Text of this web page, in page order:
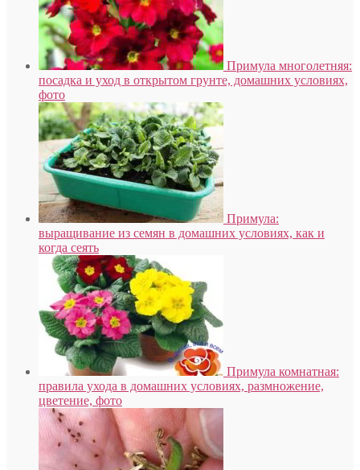
Примула многолетняя:
посадка и уход в открытом грунте, домашних условиях,
фото
Примула:
выращивание из семян в домашних условиях, как и
когда сеять
Примула комнатная:
правила ухода в домашних условиях, размножение,
цветение, фото